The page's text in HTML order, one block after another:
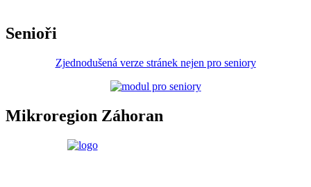
Senioři
Zjednodušená verze stránek nejen pro seniory
Mikroregion Záhoran